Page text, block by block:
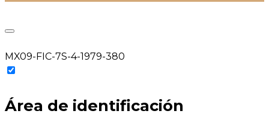
MX09-FIC-7S-4-1979-380
Área de identificación